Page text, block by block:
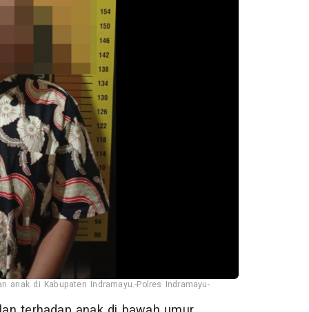
di Kabupaten Indramayu.-Polres Indramayu-